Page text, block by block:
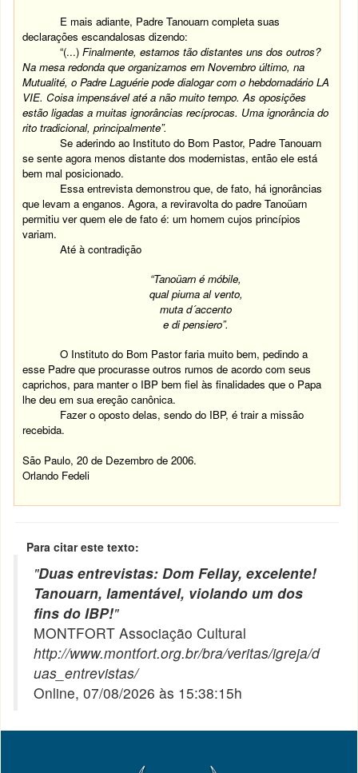
E mais adiante, Padre Tanouarn completa suas
declarações escandalosas dizendo:
“(...)Finalmente, estamos tão distantes uns dos outros?
Na mesa redonda que organizamos em Novembro último, na
Mutualité, o Padre Laguérie pode dialogar com o hebdomadário LA
VIE. Coisa impensável até a não muito tempo. As oposições
estão ligadas a muitas ignorâncias recíprocas. Uma ignorância do
rito tradicional, principalmente”.
Se aderindo ao Instituto do Bom Pastor, Padre Tanouarn
se sente agora menos distante dos modernistas, então ele está
bem mal posicionado.
Essa entrevista demonstrou que, de fato, há ignorâncias
que levam a enganos. Agora, a reviravolta do padre Tanoüarn
permitiu ver quem ele de fato é: um homem cujos princípios
variam.
Até à contradição
“Tanoüarn é móbile,
qual piuma al vento,
muta d´accento
e di pensiero”.
O Instituto do Bom Pastor faria muito bem, pedindo a
esse Padre que procurasse outros rumos de acordo com seus
caprichos, para manter o IBP bem fiel às finalidades que o Papa
lhe deu em sua ereção canônica.
Fazer o oposto delas, sendo do IBP, é trair a missão
recebida.
São Paulo, 20 de Dezembro de 2006.
Orlando Fedeli
Para citar este texto:
"Duas entrevistas: Dom Fellay, excelente!
Tanouarn, lamentável, violando um dos
fins do IBP!"
MONTFORT Associação Cultural
http://www.montfort.org.br/bra/veritas/igreja/d
uas_entrevistas/
Online, 07/08/2026 às 15:38:15h